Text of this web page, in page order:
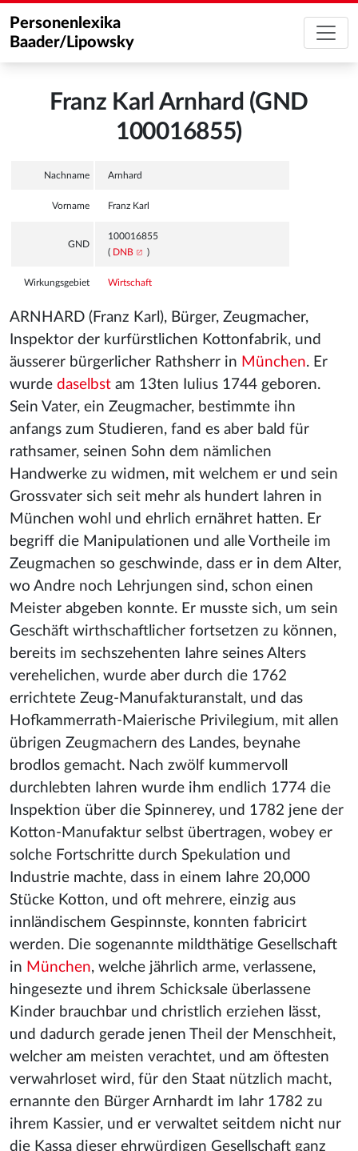
Personenlexika
Baader/Lipowsky
Franz Karl Arnhard (GND
100016855)
Nachname Arnhard
Vorname Franz Karl
GND
100016855
( DNB )
Wirkungsgebiet Wirtschaft
ARNHARD (Franz Karl), Bürger, Zeugmacher,
Inspektor der kurfürstlichen Kottonfabrik, und
äusserer bürgerlicher Rathsherr in München. Er
wurde daselbst am 13ten Iulius 1744 geboren.
Sein Vater, ein Zeugmacher, bestimmte ihn
anfangs zum Studieren, fand es aber bald für
rathsamer, seinen Sohn dem nämlichen
Handwerke zu widmen, mit welchem er und sein
Grossvater sich seit mehr als hundert Iahren in
München wohl und ehrlich ernähret hatten. Er
begriff die Manipulationen und alle Vortheile im
Zeugmachen so geschwinde, dass er in dem Alter,
wo Andre noch Lehrjungen sind, schon einen
Meister abgeben konnte. Er musste sich, um sein
Geschäft wirthschaftlicher fortsetzen zu können,
bereits im sechszehenten Iahre seines Alters
verehelichen, wurde aber durch die 1762
errichtete Zeug-Manufakturanstalt, und das
Hofkammerrath-Maierische Privilegium, mit allen
übrigen Zeugmachern des Landes, beynahe
brodlos gemacht. Nach zwölf kummervoll
durchlebten Iahren wurde ihm endlich 1774 die
Inspektion über die Spinnerey, und 1782 jene der
Kotton-Manufaktur selbst übertragen, wobey er
solche Fortschritte durch Spekulation und
Industrie machte, dass in einem Iahre 20,000
Stücke Kotton, und oft mehrere, einzig aus
innländischem Gespinnste, konnten fabricirt
werden. Die sogenannte mildthätige Gesellschaft
in München, welche jährlich arme, verlassene,
hingesezte und ihrem Schicksale überlassene
Kinder brauchbar und christlich erziehen lässt,
und dadurch gerade jenen Theil der Menschheit,
welcher am meisten verachtet, und am öftesten
verwahrloset wird, für den Staat nützlich macht,
ernannte den Bürger Arnhardt im Iahr 1782 zu
ihrem Kassier, und er verwaltet seitdem nicht nur
die Kassa dieser ehrwürdigen Gesellschaft ganz